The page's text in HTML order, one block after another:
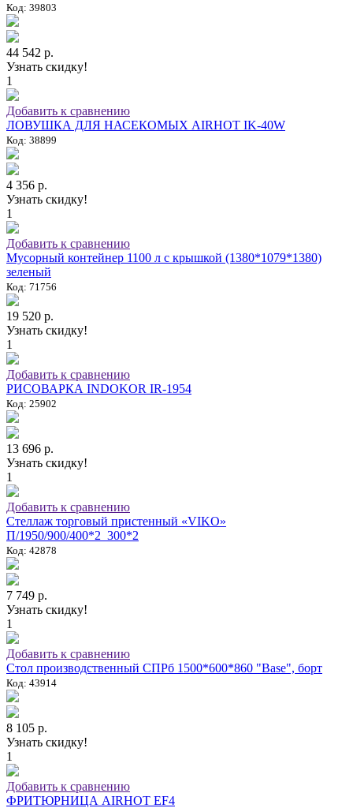
Код: 39803
44 542 р.
Узнать скидку!
1
Добавить к сравнению
ЛОВУШКА ДЛЯ НАСЕКОМЫХ AIRHOT IK-40W
Код: 38899
4 356 р.
Узнать скидку!
1
Добавить к сравнению
Мусорный контейнер 1100 л с крышкой (1380*1079*1380)
зеленый
Код: 71756
19 520 р.
Узнать скидку!
1
Добавить к сравнению
РИСОВАРКА INDOKOR IR-1954
Код: 25902
13 696 р.
Узнать скидку!
1
Добавить к сравнению
Стеллаж торговый пристенный «VIKO»
П/1950/900/400*2_300*2
Код: 42878
7 749 р.
Узнать скидку!
1
Добавить к сравнению
Стол производственный СПРб 1500*600*860 "Base", борт
Код: 43914
8 105 р.
Узнать скидку!
1
Добавить к сравнению
ФРИТЮРНИЦА AIRHOT EF4